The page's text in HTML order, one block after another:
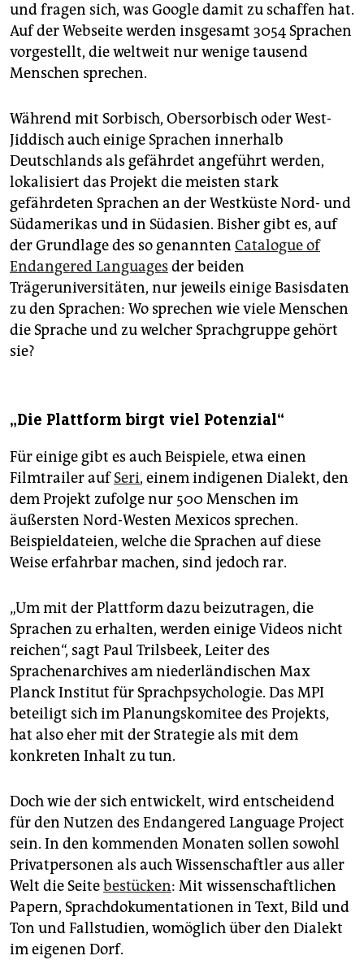
und fragen sich, was Google damit zu schaffen hat.
Auf der Webseite werden insgesamt 3054 Sprachen
vorgestellt, die weltweit nur wenige tausend
Menschen sprechen.
Während mit Sorbisch, Obersorbisch oder West-
Jiddisch auch einige Sprachen innerhalb
Deutschlands als gefährdet angeführt werden,
lokalisiert das Projekt die meisten stark
gefährdeten Sprachen an der Westküste Nord- und
Südamerikas und in Südasien. Bisher gibt es, auf
der Grundlage des so genannten Catalogue of
Endangered Languages der beiden
Trägeruniversitäten, nur jeweils einige Basisdaten
zu den Sprachen: Wo sprechen wie viele Menschen
die Sprache und zu welcher Sprachgruppe gehört
sie?
„Die Plattform birgt viel Potenzial“
Für einige gibt es auch Beispiele, etwa einen
Filmtrailer aufSeri, einem indigenen Dialekt, den
dem Projekt zufolge nur 500 Menschen im
äußersten Nord-Westen Mexicos sprechen.
Beispieldateien, welche die Sprachen auf diese
Weise erfahrbar machen, sind jedoch rar.
„Um mit der Plattform dazu beizutragen, die
Sprachen zu erhalten, werden einige Videos nicht
reichen“, sagt Paul Trilsbeek, Leiter des
Sprachenarchives am niederländischen Max
Planck Institut für Sprachpsychologie. Das MPI
beteiligt sich im Planungskomitee des Projekts,
hat also eher mit der Strategie als mit dem
konkreten Inhalt zu tun.
Doch wie der sich entwickelt, wird entscheidend
für den Nutzen des Endangered Language Project
sein. In den kommenden Monaten sollen sowohl
Privatpersonen als auch Wissenschaftler aus aller
Welt die Seitebestücken: Mit wissenschaftlichen
Papern, Sprachdokumentationen in Text, Bild und
Ton und Fallstudien, womöglich über den Dialekt
im eigenen Dorf.